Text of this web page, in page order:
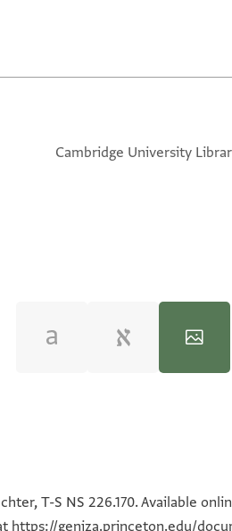
Cambridge University
T-S NS 226.170. Available
https://geniza.princeton.edu/